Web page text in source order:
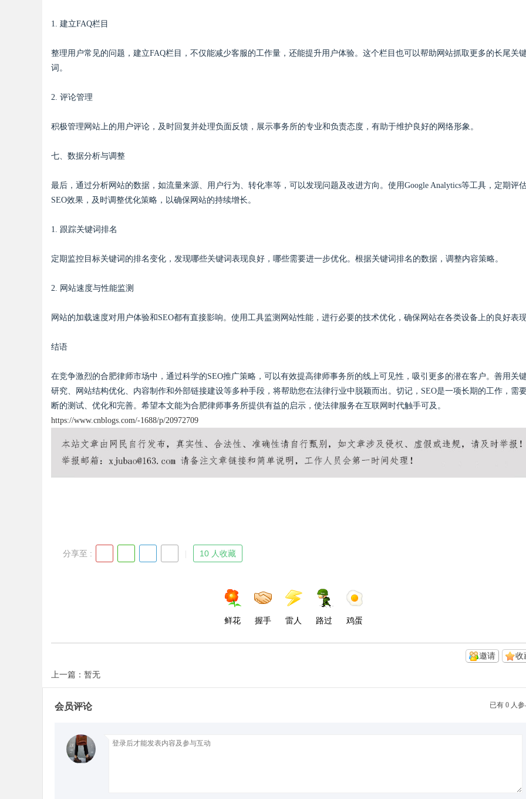
1. 建立FAQ栏目
整理用户常见的问题，建立FAQ栏目，不仅能减少客服的工作量，还能提升用户体验。这个栏目也可以帮助网站抓取更多的长尾关
词。
2. 评论管理
积极管理网站上的用户评论，及时回复并处理负面反馈，展示事务所的专业和负责态度，有助于维护良好的网络形象。
七、数据分析与调整
最后，通过分析网站的数据，如流量来源、用户行为、转化率等，可以发现问题及改进方向。使用Google Analytics等工具，定期评
SEO效果，及时调整优化策略，以确保网站的持续增长。
1. 跟踪关键词排名
定期监控目标关键词的排名变化，发现哪些关键词表现良好，哪些需要进一步优化。根据关键词排名的数据，调整内容策略。
2. 网站速度与性能监测
网站的加载速度对用户体验和SEO都有直接影响。使用工具监测网站性能，进行必要的技术优化，确保网站在各类设备上的良好表
结语
在竞争激烈的合肥律师市场中，通过科学的SEO推广策略，可以有效提高律师事务所的线上可见性，吸引更多的潜在客户。善用关
研究、网站结构优化、内容制作和外部链接建设等多种手段，将帮助您在法律行业中脱颖而出。切记，SEO是一项长期的工作，需
断的测试、优化和完善。希望本文能为合肥律师事务所提供有益的启示，使法律服务在互联网时代触手可及。
https://www.cnblogs.com/-1688/p/20972709
分享至 : 10 人收藏
鲜花 握手 雷人 路过 鸡蛋
收
邀请
上一篇：暂无
已有 0 人
会员评论